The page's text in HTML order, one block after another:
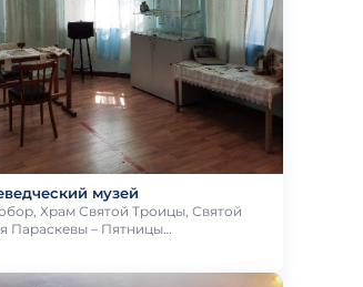
музей
Храм Святой Троицы, Святой
Параскевы – Пятницы…